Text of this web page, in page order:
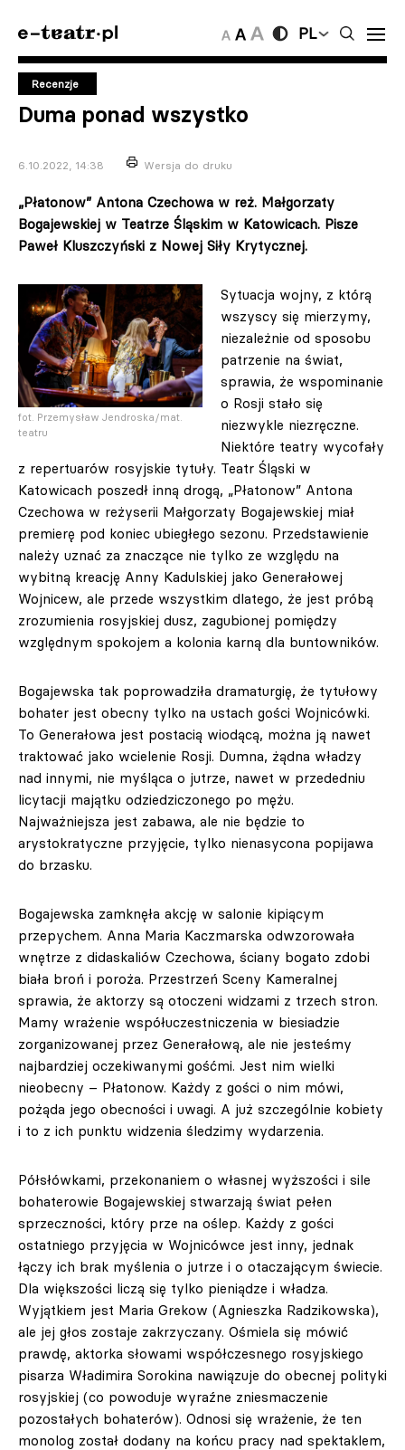
PL
Recenzje
Duma ponad wszystko
6.10.2022, 14:38 Wersja do druku
„Płatonow” Antona Czechowa w reż. Małgorzaty
Bogajewskiej w Teatrze Śląskim w Katowicach. Pisze
Paweł Kluszczyński z Nowej Siły Krytycznej.
fot. Przemysław Jendroska/mat.
teatru
Sytuacja wojny, z którą
wszyscy się mierzymy,
niezależnie od sposobu
patrzenie na świat,
sprawia, że wspominanie
o Rosji stało się
niezwykle niezręczne.
Niektóre teatry wycofały
z repertuarów rosyjskie tytuły. Teatr Śląski w
Katowicach poszedł inną drogą, „Płatonow” Antona
Czechowa w reżyserii Małgorzaty Bogajewskiej miał
premierę pod koniec ubiegłego sezonu. Przedstawienie
należy uznać za znaczące nie tylko ze względu na
wybitną kreację Anny Kadulskiej jako Generałowej
Wojnicew, ale przede wszystkim dlatego, że jest próbą
zrozumienia rosyjskiej dusz, zagubionej pomiędzy
względnym spokojem a kolonia karną dla buntowników.
Bogajewska tak poprowadziła dramaturgię, że tytułowy
bohater jest obecny tylko na ustach gości Wojnicówki.
To Generałowa jest postacią wiodącą, można ją nawet
traktować jako wcielenie Rosji. Dumna, żądna władzy
nad innymi, nie myśląca o jutrze, nawet w przededniu
licytacji majątku odziedziczonego po mężu.
Najważniejsza jest zabawa, ale nie będzie to
arystokratyczne przyjęcie, tylko nienasycona popijawa
do brzasku.
Bogajewska zamknęła akcję w salonie kipiącym
przepychem. Anna Maria Kaczmarska odwzorowała
wnętrze z didaskaliów Czechowa, ściany bogato zdobi
biała broń i poroża. Przestrzeń Sceny Kameralnej
sprawia, że aktorzy są otoczeni widzami z trzech stron.
Mamy wrażenie współuczestniczenia w biesiadzie
zorganizowanej przez Generałową, ale nie jesteśmy
najbardziej oczekiwanymi gośćmi. Jest nim wielki
nieobecny – Płatonow. Każdy z gości o nim mówi,
pożąda jego obecności i uwagi. A już szczególnie kobiety
i to z ich punktu widzenia śledzimy wydarzenia.
Półsłówkami, przekonaniem o własnej wyższości i sile
bohaterowie Bogajewskiej stwarzają świat pełen
sprzeczności, który prze na oślep. Każdy z gości
ostatniego przyjęcia w Wojnicówce jest inny, jednak
łączy ich brak myślenia o jutrze i o otaczającym świecie.
Dla większości liczą się tylko pieniądze i władza.
Wyjątkiem jest Maria Grekow (Agnieszka Radzikowska),
ale jej głos zostaje zakrzyczany. Ośmiela się mówić
prawdę, aktorka słowami współczesnego rosyjskiego
pisarza Władimira Sorokina nawiązuje do obecnej polityki
rosyjskiej (co powoduje wyraźne zniesmaczenie
pozostałych bohaterów). Odnosi się wrażenie, że ten
monolog został dodany na końcu pracy nad spektaklem,